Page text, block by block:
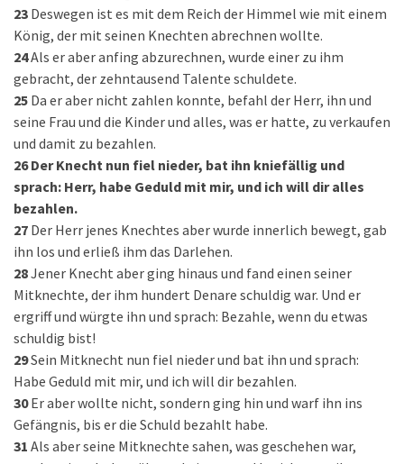
23 Deswegen ist es mit dem Reich der Himmel wie mit einem
König, der mit seinen Knechten abrechnen wollte.
24Als er aber anfing abzurechnen, wurde einer zu ihm
gebracht, der zehntausend Talente schuldete.
25 Da er aber nicht zahlen konnte, befahl der Herr, ihn und
seine Frau und die Kinder und alles, was er hatte, zu verkaufen
und damit zu bezahlen.
26 Der Knecht nun fiel nieder, bat ihn kniefällig und
sprach: Herr, habe Geduld mit mir, und ich will dir alles
bezahlen.
27 Der Herr jenes Knechtes aber wurde innerlich bewegt, gab
ihn los und erließ ihm das Darlehen.
28Jener Knecht aber ging hinaus und fand einen seiner
Mitknechte, der ihm hundert Denare schuldig war. Und er
ergriff und würgte ihn und sprach: Bezahle, wenn du etwas
schuldig bist!
29Sein Mitknecht nun fiel nieder und bat ihn und sprach:
Habe Geduld mit mir, und ich will dir bezahlen.
30 Er aber wollte nicht, sondern ging hin und warf ihn ins
Gefängnis, bis er die Schuld bezahlt habe.
31 Als aber seine Mitknechte sahen, was geschehen war,